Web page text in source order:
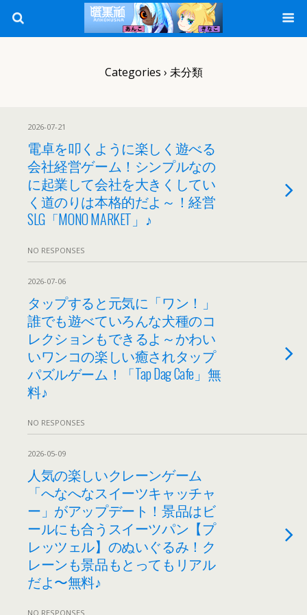
Categories › 未分類
2026-07-21
電卓を叩くように楽しく遊べる
会社経営ゲーム！シンプルなの
に起業して会社を大きくしてい
く道のりは本格的だよ～！経営
SLG「MONO MARKET」♪
NO RESPONSES
2026-07-06
タップすると元気に「ワン！」
誰でも遊べていろんな犬種のコ
レクションもできるよ～かわい
いワンコの楽しい癒されタップ
パズルゲーム！「Tap Dag Cafe」無
料♪
NO RESPONSES
2026-05-09
人気の楽しいクレーンゲーム
「へなへなスイーツキャッチャ
ー」がアップデート！景品はビ
ールにも合うスイーツパン【プ
レッツェル】のぬいぐるみ！ク
レーンも景品もとってもリアル
だよ〜無料♪
NO RESPONSES